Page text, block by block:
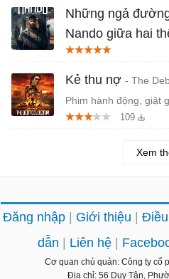
Những ngả
Nando giữa hai
Phần ngoại truyện của
Sintonia trên Netflix
Kẻ thu nợ - The
Phim hành động, giật
109
Xem
Đăng nhập Giới thiệu
dẫn
Liên hệ
Cơ quan chủ quản: Công ty cổ
Địa chỉ: 56 Duy Tân,